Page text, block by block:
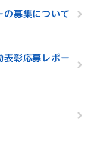
の募集について
表彰応募レポー